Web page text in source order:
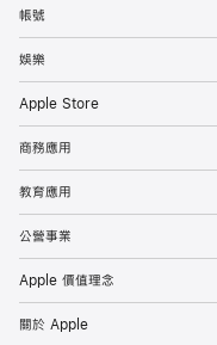
帳號
娛樂
Apple Store
商務應用
教育應用
公營事業
Apple 價值理念
關於 Apple